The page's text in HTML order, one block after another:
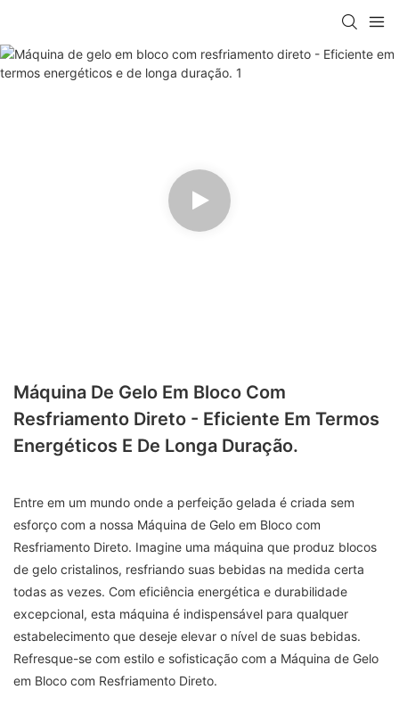
Máquina De Gelo Em Bloco Com
Resfriamento Direto - Eficiente Em Termos
Energéticos E De Longa Duração.
Entre em um mundo onde a perfeição gelada é criada sem
esforço com a nossa Máquina de Gelo em Bloco com
Resfriamento Direto. Imagine uma máquina que produz blocos
de gelo cristalinos, resfriando suas bebidas na medida certa
todas as vezes. Com eficiência energética e durabilidade
excepcional, esta máquina é indispensável para qualquer
estabelecimento que deseje elevar o nível de suas bebidas.
Refresque-se com estilo e sofisticação com a Máquina de Gelo
em Bloco com Resfriamento Direto.